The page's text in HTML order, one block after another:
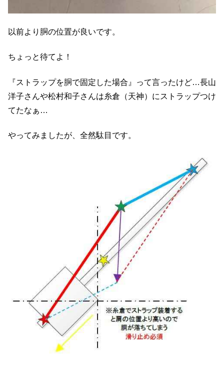
以前より胴の位置が良いです。
ちょっと待てよ！
『ストラップを胴で固定した場合』って言ったけど…長山
洋子さんや松村和子さんは糸倉（天神）にストラップつけ
てたなぁ…
やってみましたが、全然駄目です。